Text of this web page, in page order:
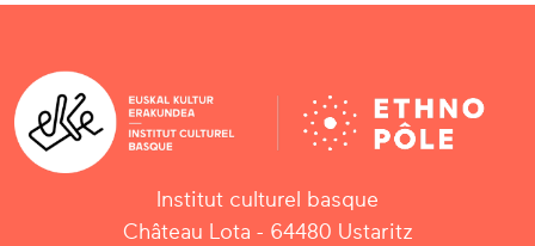
Institut culturel basque
Château Lota - 64480 Ustaritz